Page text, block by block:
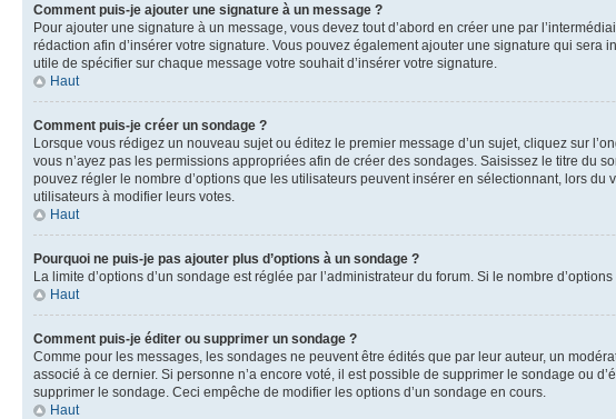
Comment puis-je ajouter une signature à un message ?
Pour ajouter une signature à un message, vous devez tout d’abord en créer une par
rédaction afin d’insérer votre signature. Vous pouvez également ajouter une signature qui
utile de spécifier sur chaque message votre souhait d’insérer votre signature.
Haut
Comment puis-je créer un sondage ?
Lorsque vous rédigez un nouveau sujet ou éditez le premier message d’un sujet, cliquez sur
vous n’ayez pas les permissions appropriées afin de créer des sondages. Saisissez le titre
pouvez régler le nombre d’options que les utilisateurs peuvent insérer en sélectionnant, lors
utilisateurs à modifier leurs votes.
Haut
Pourquoi ne puis-je pas ajouter plus d’options à un sondage ?
La limite d’options d’un sondage est réglée par l’administrateur du forum. Si le nombre
Haut
Comment puis-je éditer ou supprimer un sondage ?
Comme pour les messages, les sondages ne peuvent être édités que par leur auteur, un
associé à ce dernier. Si personne n’a encore voté, il est possible de supprimer le sondage ou
supprimer le sondage. Ceci empêche de modifier les options d’un sondage en cours.
Haut